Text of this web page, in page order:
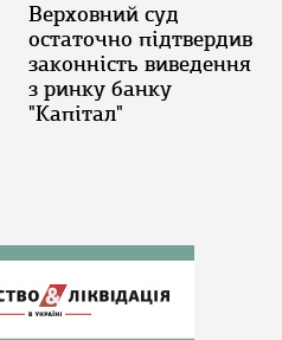
Верховний суд
остаточно підтвердив
законність виведення
з ринку банку
"Капітал"